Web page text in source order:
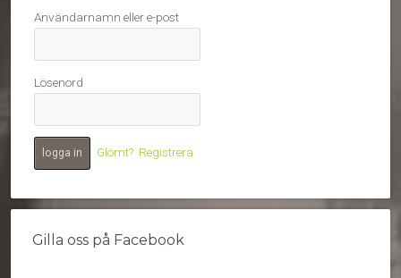
Användarnamn eller e-post
Lösenord
Glömt? Registrera
Gilla oss på Facebook